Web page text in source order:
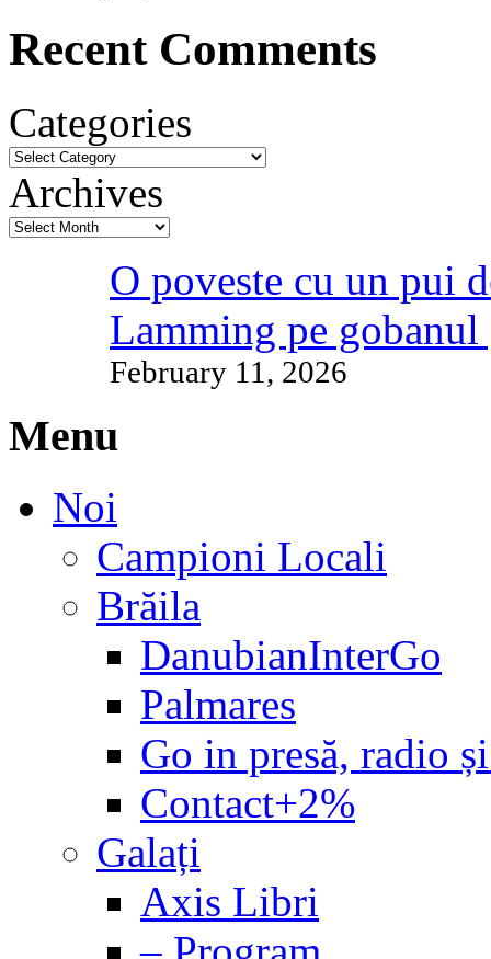
Recent Comments
Categories
Archives
O poveste cu un pui
Lamming pe gobanul
February 11, 2026
Menu
Noi
Campioni Locali
Brăila
DanubianInterGo
Palmares
Go in presă, radio
Contact+2%
Galați
Axis Libri